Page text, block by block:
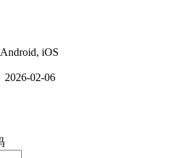
iOS
2026-02-06